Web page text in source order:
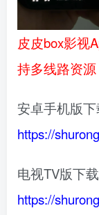
皮皮box影视
持多线路资源
安卓手机版
https://
电视TV版下
https://